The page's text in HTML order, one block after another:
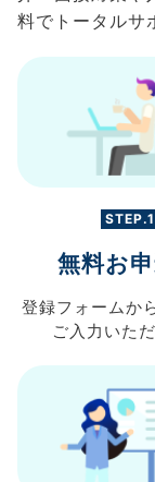
料でトータルサ
STEP.1
無料お
登録フォームか
ご入力 いた